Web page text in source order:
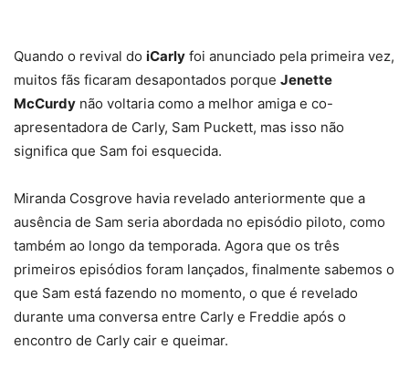
Quando o revival do iCarly foi anunciado pela primeira vez,
muitos fãs ficaram desapontados porque Jenette
McCurdy não voltaria como a melhor amiga e co-
apresentadora de Carly, Sam Puckett, mas isso não
significa que Sam foi esquecida.
Miranda Cosgrove havia revelado anteriormente que a
ausência de Sam seria abordada no episódio piloto, como
também ao longo da temporada. Agora que os três
primeiros episódios foram lançados, finalmente sabemos o
que Sam está fazendo no momento, o que é revelado
durante uma conversa entre Carly e Freddie após o
encontro de Carly cair e queimar.